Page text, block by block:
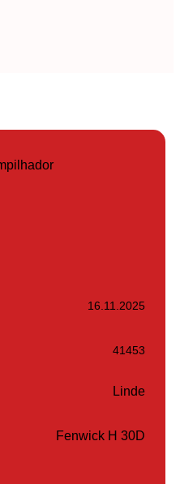
16.11.2025
41453
Linde
Fenwick H 30D